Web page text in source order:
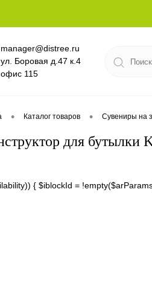
manager@distree.ru
ул. Боровая д.47 к.4
офис 115
• Каталог товаров • Сувениры на
для бутылки
{ $iblockId =